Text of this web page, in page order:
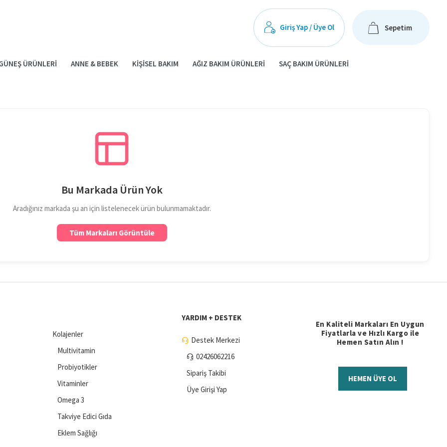
Giriş Yap / Üye Ol Sepetim
ÜRÜNLERI ANNE & BEBEK KIŞISEL BAKIM AĞIZ BAKIM ÜRÜNLERI SAÇ BAKIM ÜRÜNLERI
Bu Markada Ürün Yok
Aradığınız markada şu an için listelenecek ürün bulunmamaktadır.
Tüm Markaları Görüntüle
Kolajenler
Multivitamin
Probiyotikler
Vitaminler
Omega 3
Takviye Edici Gıda
Eklem Sağlığı
YARDIM + DESTEK
Destek Merkezi
02426062216
Sipariş Takibi
Üye Girişi Yap
En Kaliteli Markaları En Uygun
Fiyatlarla ve Hızlı Kargo ile
Hemen Satın Alın !
HEMEN ÜYE OL